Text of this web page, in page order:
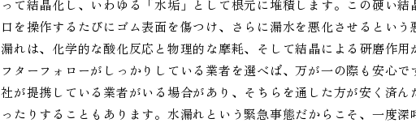
って結晶化し、いわゆる「水垢」として根元に堆積します。この硬い
口を操作するたびにゴム表面を傷つけ、さらに漏水を悪化させるとい
漏れは、化学的な酸化反応と物理的な摩耗、そして結晶による研磨作
フターフォローがしっかりしている業者を選べば、万が一の際も安心
社が提携している業者がいる場合があり、そちらを通した方が安く済
ったりすることもあります。水漏れという緊急事態だからこそ、一度